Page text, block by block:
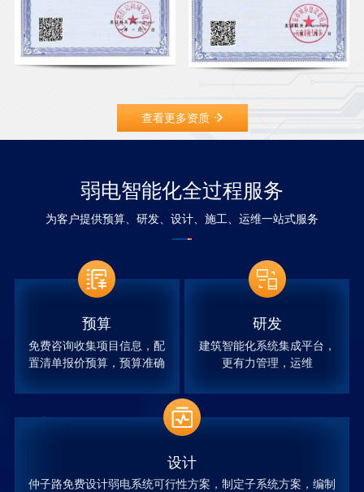
查看更多资质
弱电智能化全过程服务
为客户提供预算、研发、设计、施工、运维一站式服务
预算
免费咨询收集项目信息，配
置清单报价预算，预算准确
研发
建筑智能化系统集成平台，
更有力管理，运维
设计
仲子路免费设计弱电系统可行性方案，制定子系统方案，编制